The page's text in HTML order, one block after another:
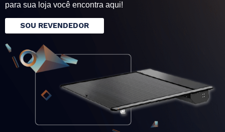
para sua loja você encontra aqui!
SOU REVENDEDOR